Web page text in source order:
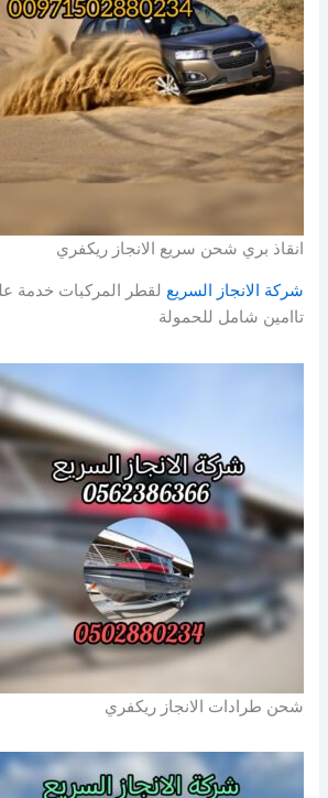
انقاذ بري شحن سريع الانجاز ريكفري
شركة الانجاز السريع لقطر المركبات خدمة
تاامين شامل للحمولة
شحن طرادات الانجاز ريكفري